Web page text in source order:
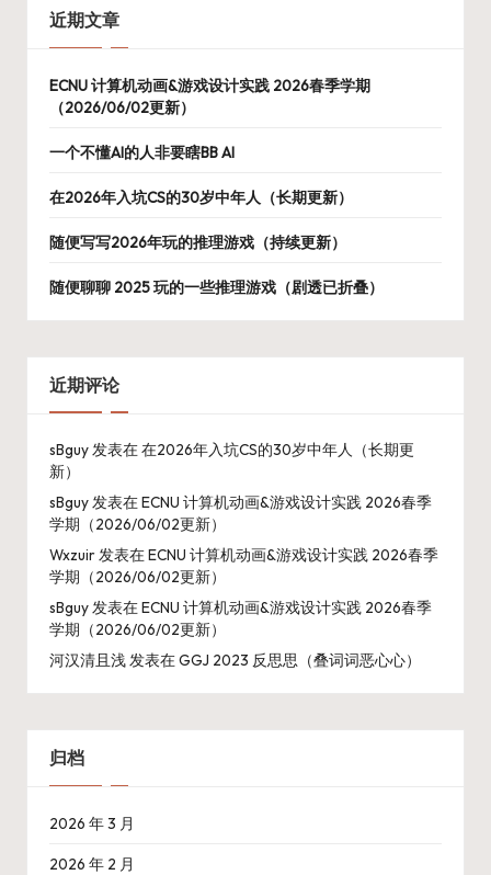
近期文章
ECNU 计算机动画&游戏设计实践 2026春季学期
（2026/06/02更新）
一个不懂AI的人非要瞎BB AI
在2026年入坑CS的30岁中年人（长期更新）
随便写写2026年玩的推理游戏（持续更新）
随便聊聊 2025 玩的一些推理游戏（剧透已折叠）
近期评论
sBguy发表在在2026年入坑CS的30岁中年人（长期更
新）
sBguy发表在ECNU 计算机动画&游戏设计实践 2026春季
学期（2026/06/02更新）
Wxzuir发表在ECNU 计算机动画&游戏设计实践 2026春季
学期（2026/06/02更新）
sBguy发表在ECNU 计算机动画&游戏设计实践 2026春季
学期（2026/06/02更新）
河汉清且浅发表在GGJ 2023 反思思（叠词词恶心心）
归档
2026 年 3 月
2026 年 2 月